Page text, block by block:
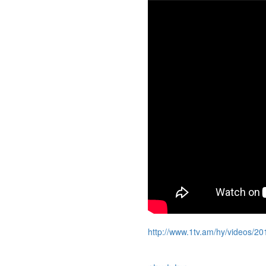
http://www.1tv.am/hy/videos/